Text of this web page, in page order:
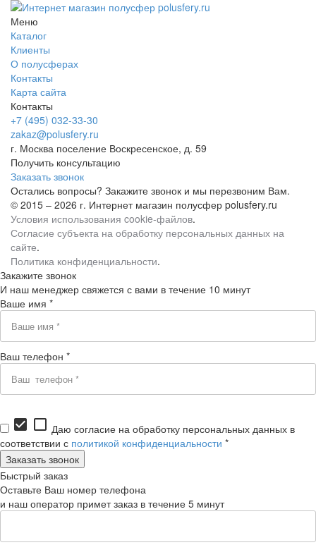
Меню
Каталог
Клиенты
О полусферах
Контакты
Карта сайта
Контакты
+7 (495) 032-33-30
zakaz@polusfery.ru
г. Москва поселение Воскресенское, д. 59
Получить консультацию
Заказать звонок
Остались вопросы? Закажите звонок и мы перезвоним Вам.
© 2015 – 2026 г. Интернет магазин полусфер polusfery.ru
Условия использования cookie-файлов.
Согласие субъекта на обработку персональных данных на
сайте.
Политика конфиденциальности.
Закажите звонок
И наш менеджер свяжется с вами в течение 10 минут
Ваше имя *
Ваш телефон *
check_box check_box_outline_blank Даю согласие на обработку персональных данных в
соответствии с политикой конфиденциальности *
Быстрый заказ
Оставьте Ваш номер телефона
и наш оператор примет заказ в течение 5 минут